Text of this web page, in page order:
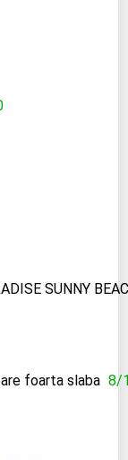
SUNNY
foarta slaba 8/